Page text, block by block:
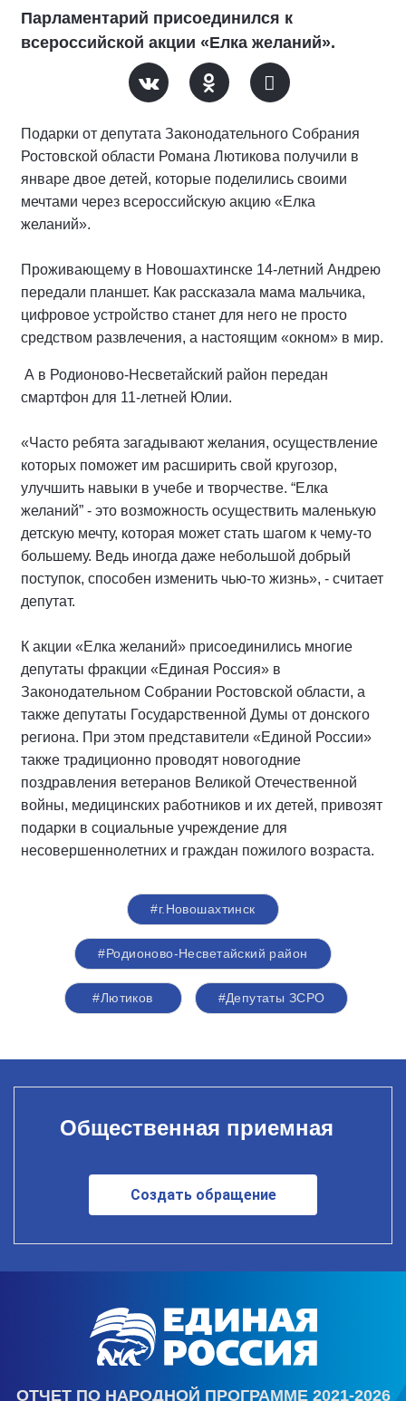
Парламентарий присоединился к
всероссийской акции «Елка желаний».
Подарки от депутата Законодательного Собрания
Ростовской области Романа Лютикова получили в
январе двое детей, которые поделились своими
мечтами через всероссийскую акцию «Елка
желаний».
Проживающему в Новошахтинске 14-летний Андрею
передали планшет. Как рассказала мама мальчика,
цифровое устройство станет для него не просто
средством развлечения, а настоящим «окном» в мир.
А в Родионово-Несветайский район передан
смартфон для 11-летней Юлии.
«Часто ребята загадывают желания, осуществление
которых поможет им расширить свой кругозор,
улучшить навыки в учебе и творчестве. “Елка
желаний” - это возможность осуществить маленькую
детскую мечту, которая может стать шагом к чему-то
большему. Ведь иногда даже небольшой добрый
поступок, способен изменить чью-то жизнь», - считает
депутат.
К акции «Елка желаний» присоединились многие
депутаты фракции «Единая Россия» в
Законодательном Собрании Ростовской области, а
также депутаты Государственной Думы от донского
региона. При этом представители «Единой России»
также традиционно проводят новогодние
поздравления ветеранов Великой Отечественной
войны, медицинских работников и их детей, привозят
подарки в социальные учреждение для
несовершеннолетних и граждан пожилого возраста.
#г.Новошахтинск
#Родионово-Несветайский район
#Лютиков #Депутаты ЗСРО
Общественная приемная
Создать обращение
ОТЧЕТ ПО НАРОДНОЙ ПРОГРАММЕ 2021-2026